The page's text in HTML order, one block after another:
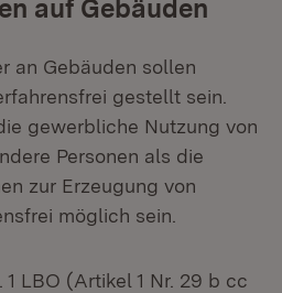
auf Gebäuden
an Gebäuden sollen
gestellt sein.
gewerbliche Nutzung von
Personen als die
zur Erzeugung von
möglich sein.
LBO (Artikel 1 Nr. 29 b cc